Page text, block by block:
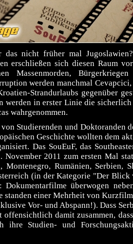
das nicht früher mal
erschließen sich diesen Raum
Massenmorden,
werden manchmal
Strandurlaubs gegenüber
werden in erster Linie die
wahrgenommen.
Studierenden und Doktoranden
Geschichte wollten dem
Das SouEuF, das
November 2011 zum ersten Mal
Montenegro, Rumänien, Serbien,
(in der Kategorie "Der Blick
Dokumentarfilme überwogen
standen einer Mehrheit von
Vor- und Abspann!). Dass
offensichtlich damit zusammen,
ihre Studien- und